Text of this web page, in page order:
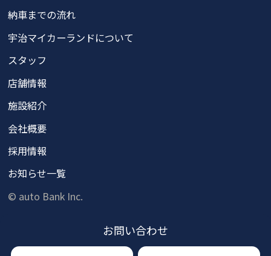
お問い合わせ
納車までの流れ
宇治マイカーランドについて
スタッフ
店舗情報
施設紹介
会社概要
採用情報
お知らせ一覧
© auto Bank Inc.